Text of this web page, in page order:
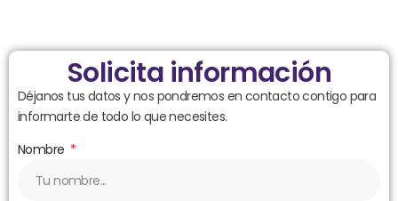
Solicita información
Déjanos tus datos y nos pondremos en contacto contigo para
informarte de todo lo que necesites.
Nombre